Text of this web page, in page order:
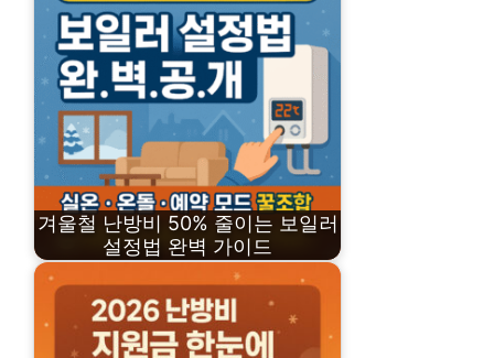
겨울철 난방비 50% 줄이는 보일러
설정법 완벽 가이드